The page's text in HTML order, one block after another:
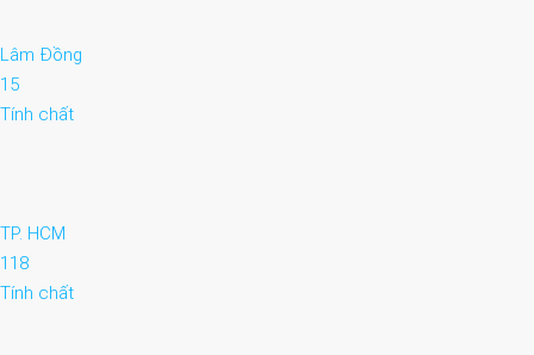
Lâm Đồng
15
Tính chất
TP. HCM
118
Tính chất